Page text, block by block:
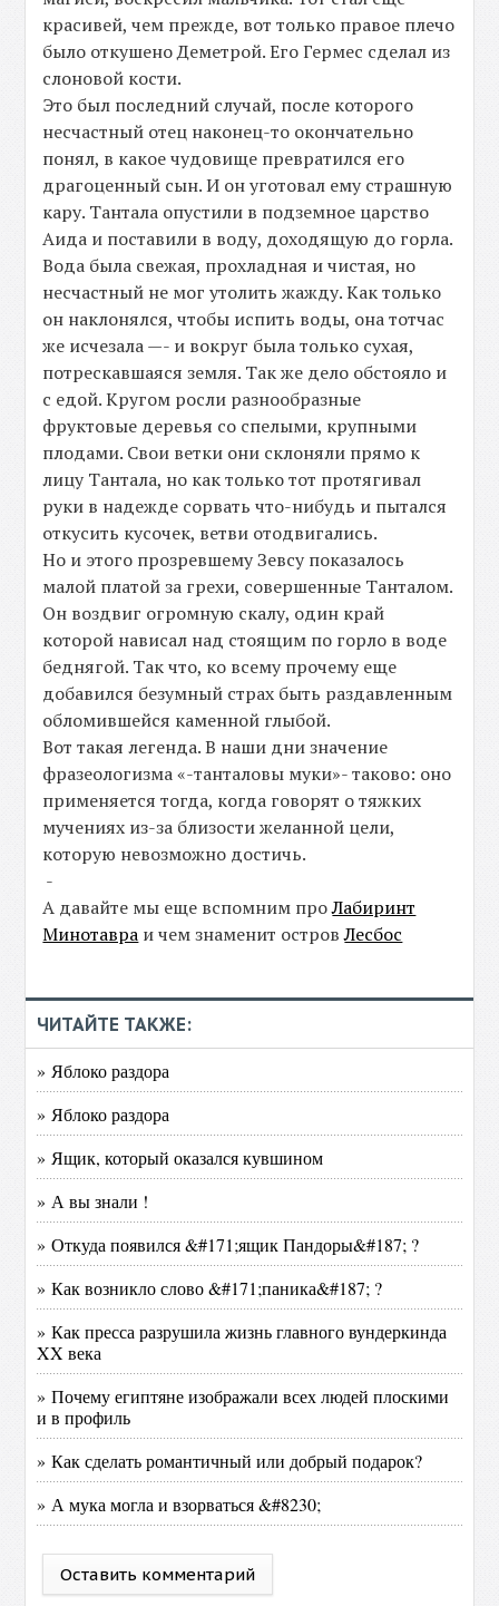
красивей, чем прежде, вот только правое плечо
было откушено Деметрой. Его Гермес сделал из
слоновой кости.
Это был последний случай, после которого
несчастный отец наконец-то окончательно
понял, в какое чудовище превратился его
драгоценный сын. И он уготовал ему страшную
кару. Тантала опустили в подземное царство
Аида и поставили в воду, доходящую до горла.
Вода была свежая, прохладная и чистая, но
несчастный не мог утолить жажду. Как только
он наклонялся, чтобы испить воды, она тотчас
же исчезала —- и вокруг была только сухая,
потрескавшаяся земля. Так же дело обстояло и
с едой. Кругом росли разнообразные
фруктовые деревья со спелыми, крупными
плодами. Свои ветки они склоняли прямо к
лицу Тантала, но как только тот протягивал
руки в надежде сорвать что-нибудь и пытался
откусить кусочек, ветви отодвигались.
Но и этого прозревшему Зевсу показалось
малой платой за грехи, совершенные Танталом.
Он воздвиг огромную скалу, один край
которой нависал над стоящим по горло в воде
беднягой. Так что, ко всему прочему еще
добавился безумный страх быть раздавленным
обломившейся каменной глыбой.
Вот такая легенда. В наши дни значение
фразеологизма «-танталовы муки»- таково: оно
применяется тогда, когда говорят о тяжких
мучениях из-за близости желанной цели,
которую невозможно достичь.
-
А давайте мы еще вспомним проЛабиринт
Минотавра и чем знаменит островЛесбос
ЧИТАЙТЕ ТАКЖЕ:
» Яблоко раздора
» Яблоко раздора
» Ящик, который оказался кувшином
» А вы знали !
» Откуда появился &#171;ящик Пандоры&#187; ?
» Как возникло слово &#171;паника&#187; ?
» Как пресса разрушила жизнь главного вундеркинда
XX века
» Почему египтяне изображали всех людей плоскими
и в профиль
» Как сделать романтичный или добрый подарок?
» А мука могла и взорваться &#8230;
Оставить комментарий